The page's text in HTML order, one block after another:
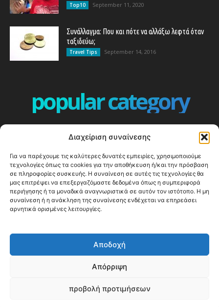
Διαχείριση συναίνεσης
Για να παρέχουμε τις καλύτερες δυνατές εμπειρίες, χρησιμοποιούμε
τεχνολογίες όπως τα cookies για την αποθήκευση ή/και την πρόσβαση
σε πληροφορίες συσκευής. Η συναίνεση σε αυτές τις τεχνολογίες θα
μας επιτρέψει να επεξεργαζόμαστε δεδομένα όπως η συμπεριφορά
περιήγησης ή τα μοναδικά αναγνωριστικά σε αυτόν τον ιστότοπο. Η μη
συναίνεση ή η ανάκληση της συναίνεσης ενδέχεται να επηρεάσει
αρνητικά ορισμένες λειτουργίες.
Αποδοχή
Απόρριψη
προβολή προτιμήσεων
Top10 September 11, 2020
Συνάλλαγμα: Που και πότε να αλλάξω λεφτά όταν
ταξιδεύω;
Travel Tips September 14, 2016
popular category
359
ΕΥΡΩΠΗ
332
ΚΟΣΜΟΣ - WORLD
328
Top10
303
Cool spots
ΝΗΣΙΑ
243
© Happy Traveller 2014-2025